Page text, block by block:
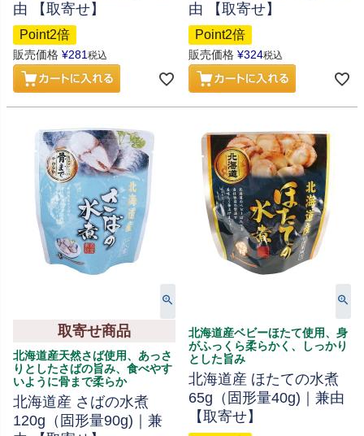
由 【取寄せ】
Point2倍
販売価格 ¥281税込
由 【取寄せ】
Point2倍
販売価格 ¥324税込
取寄せ商品
北海道産天然さば使用、あっさ
りとしたさばの旨み、食べやす
いように骨まで柔らか
北海道産 さばの水煮
120g（固形量90g)｜兼
北海道産ベビーほたて使用、身
がふっくら柔らかく、しっかり
とした旨み
北海道産 ほたての水煮
65g（固形量40g)｜兼由
【取寄せ】